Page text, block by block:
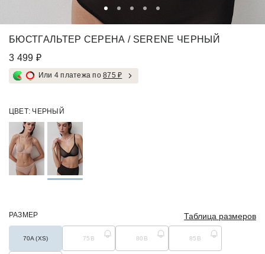
БЮСТГАЛЬТЕР СЕРЕНА / SERENE ЧЕРНЫЙ
3 499 ₽
Или 4 платежа по875 ₽
ЦВЕТ: ЧЕРНЫЙ
РАЗМЕР Таблица размеров
70A (XS) 75B 80B 85B